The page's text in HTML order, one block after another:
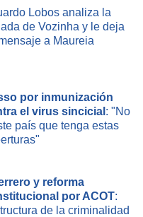
Lobos analiza la
de Vozinha y le deja
a Maureia
por inmunización
el virus sincicial : "No
país que tenga estas
y reforma
por ACOT:
de la criminalidad